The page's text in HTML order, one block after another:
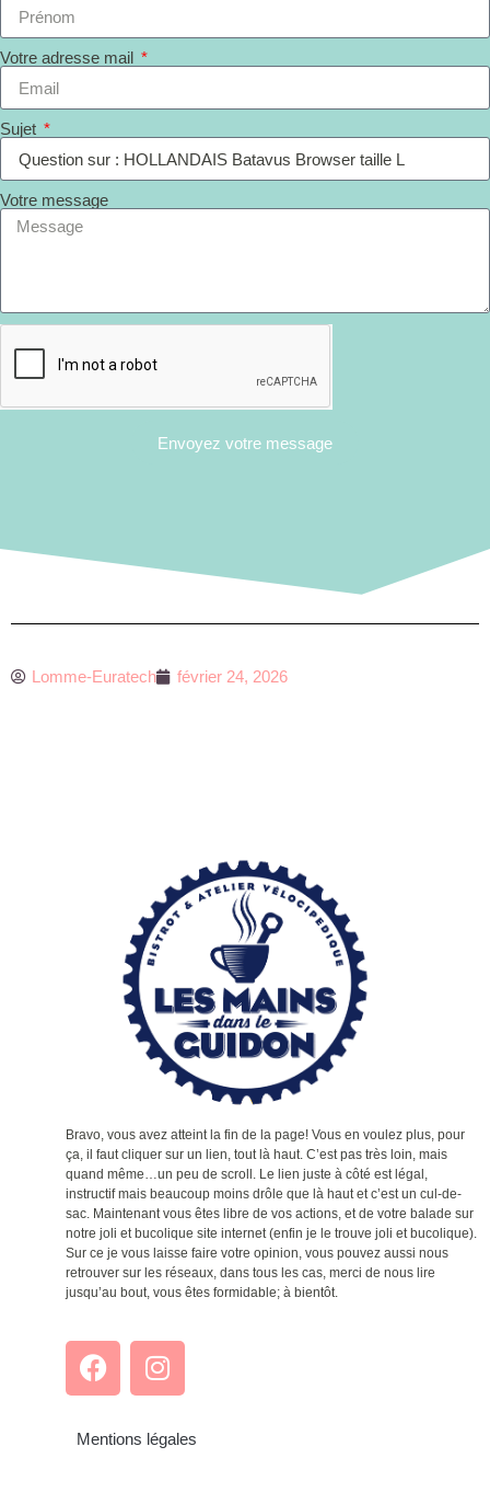
Votre adresse mail
Sujet
Votre message
Envoyez votre message
Lomme-Euratech février 24, 2026
Bravo, vous avez atteint la fin de la page! Vous en voulez plus, pour
ça, il faut cliquer sur un lien, tout là haut. C’est pas très loin, mais
quand même…un peu de scroll. Le lien juste à côté est légal,
instructif mais beaucoup moins drôle que là haut et c’est un cul-de-
sac. Maintenant vous êtes libre de vos actions, et de votre balade sur
notre joli et bucolique site internet (enfin je le trouve joli et bucolique).
Sur ce je vous laisse faire votre opinion, vous pouvez aussi nous
retrouver sur les réseaux, dans tous les cas, merci de nous lire
jusqu’au bout, vous êtes formidable; à bientôt.
Mentions légales